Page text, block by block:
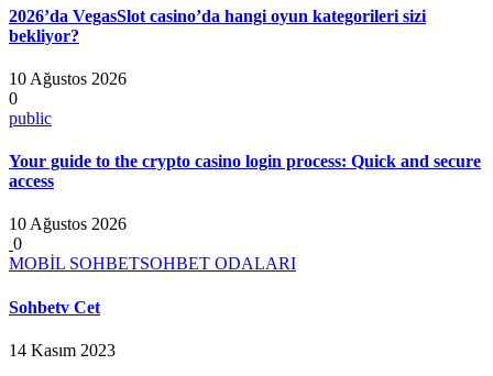
2026’da VegasSlot casino’da hangi oyun kategorileri sizi
bekliyor?
10 Ağustos 2026
0
public
Your guide to the crypto casino login process: Quick and secure
access
10 Ağustos 2026
0
MOBİL SOHBETSOHBET ODALARI
Sohbetv Cet
14 Kasım 2023